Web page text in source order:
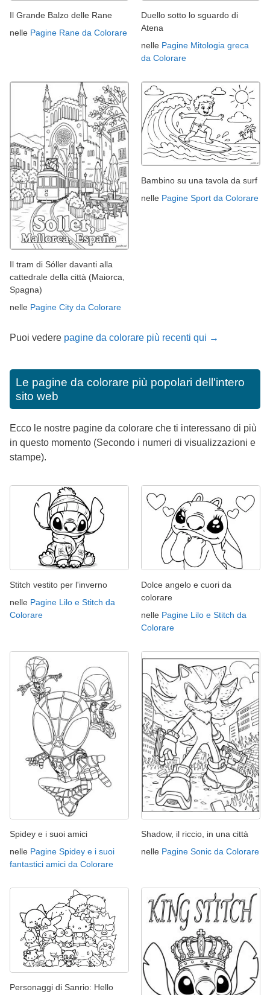
Il Grande Balzo delle Rane
nelle Pagine Rane da Colorare
Duello sotto lo sguardo di
Atena
nelle Pagine Mitologia greca
da Colorare
Il tram di Sóller davanti alla
cattedrale della città (Maiorca,
Spagna)
nelle Pagine City da Colorare
Bambino su una tavola da surf
nelle Pagine Sport da Colorare
Puoi vedere pagine da colorare più recenti qui →
Le pagine da colorare più popolari dell'intero
sito web
Ecco le nostre pagine da colorare che ti interessano di più
in questo momento (Secondo i numeri di visualizzazioni e
stampe).
Stitch vestito per l'inverno
nelle Pagine Lilo e Stitch da
Colorare
Dolce angelo e cuori da
colorare
nelle Pagine Lilo e Stitch da
Colorare
Spidey e i suoi amici
nelle Pagine Spidey e i suoi
fantastici amici da Colorare
Shadow, il riccio, in una città
nelle Pagine Sonic da Colorare
Personaggi di Sanrio: Hello